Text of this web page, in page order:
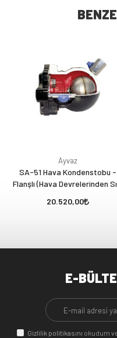
Ayvaz
SA-51 Hava Kondenstobu -
Flanşlı (Hava Devrelerinden Sıvı
20.520,00
E-
Gizlilik politikasını okudum